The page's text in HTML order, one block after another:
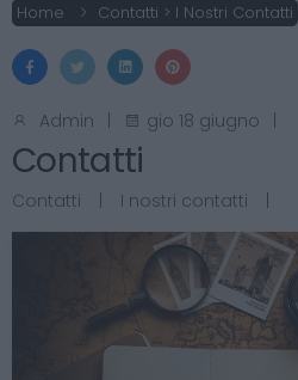
Home
Contatti > I Nostri Contatti
Admin gio 18 giugno
Contatti
Contatti I nostri contatti